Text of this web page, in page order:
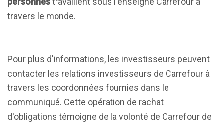
travers le monde.
Pour plus d'informations, les investisseurs peuvent
contacter les relations investisseurs de Carrefour à
travers les coordonnées fournies dans le
communiqué. Cette opération de rachat
d'obligations témoigne de la volonté de Carrefour de